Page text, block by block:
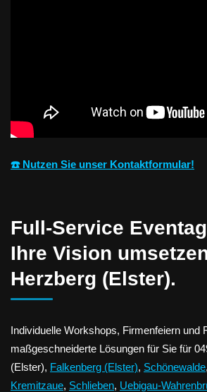
☎️ Nutzen Sie unser Kontaktformular!
Full-Service
Ihre Vision
Herzberg (Elster).
Individuelle Workshops, Firmenfeiern und
maßgeschneiderte Lösungen für Sie für
(Elster), Falkenberg (Elster), Schönewalde,
Kremitzaue, Schlieben, Uebigau-